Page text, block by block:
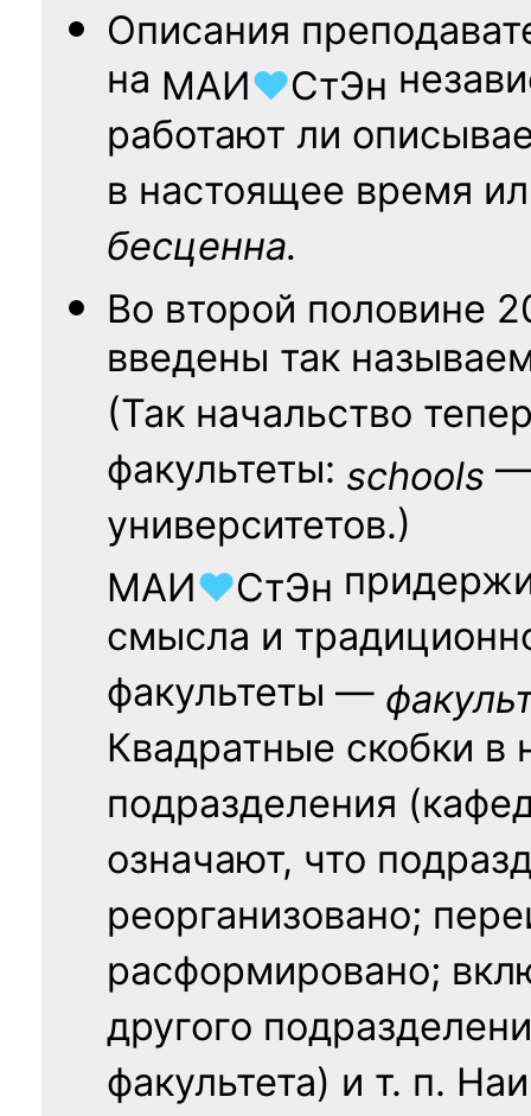
Описания
на МАИ♥СтЭн
работают ли
в настоящее время
бесценна.
Во второй половине
введены так
(Так начальство
факультеты: schools —
университетов.)
МАИ♥СтЭн
смысла и
факультеты —
Квадратные скобки в
подразделения
означают, что
реорганизовано;
расформировано;
другого
факультета) и т. п.